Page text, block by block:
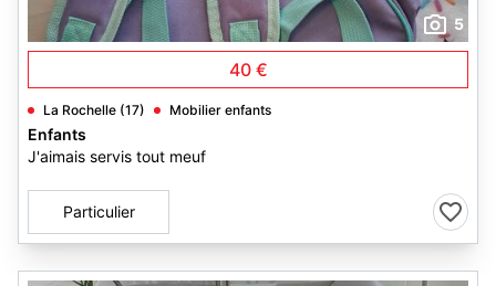
5
40 €
La Rochelle (17) Mobilier enfants
Enfants
J'aimais servis tout meuf
Particulier